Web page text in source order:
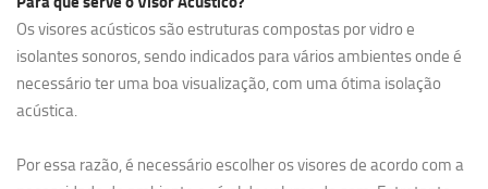
Os visores acústicos são estruturas compostas por vidro e
isolantes sonoros, sendo indicados para vários ambientes onde é
necessário ter uma boa visualização, com uma ótima isolação
acústica.
Por essa razão, é necessário escolher os visores de acordo com a